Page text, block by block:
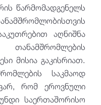
წარმომადგენელს
აღნიშნა
მისია გაკისრიათ.
საკმაოდ
რომ ეროვნული
საერთაშორისო